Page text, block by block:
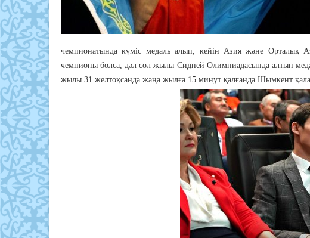
чемпионатында күміс медаль алып, кейін Азия және Орталық
чемпионы болса, дәл сол жылы Сидней Олимпиадасында алтын
жылы 31 желтоқсанда жаңа жылға 15 минут қалғанда Шымкент